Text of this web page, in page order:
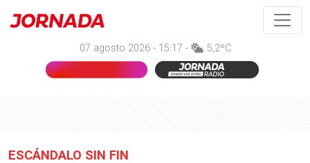
07 agosto 2026 - 15:17 - 5,2ºC
ESCÁNDALO SIN FIN